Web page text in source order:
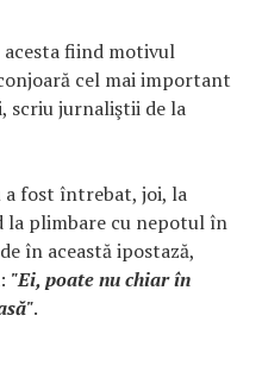
acesta fiind motivul
cel mai important
scriu jurnaliştii de la
a fost întrebat, joi, la
la plimbare cu nepotul în
în această ipostază,
"Ei, poate nu chiar în
.